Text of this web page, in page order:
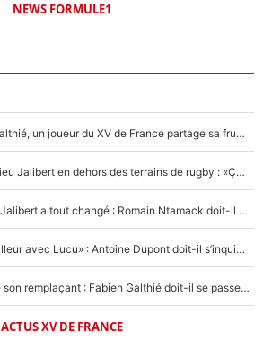
NEWS FORMULE1
Mis de côté par Fabien Galthié, un joueur du XV de France partage sa frustration : «ils ne me l’ont pas dit tout de suite»
La raison d'être de Matthieu Jalibert en dehors des terrains de rugby : «Ça m'atteint autant que si tu touches à un membre de ma famille»
XV de France - Matthieu Jalibert a tout changé : Romain Ntamack doit-il s’inquiéter pour sa place à un an de la Coupe du monde ?
«Le XV de France est meilleur avec Lucu» : Antoine Dupont doit-il s’inquiéter pour sa place ?
Le XV de France a trouvé son remplaçant : Fabien Galthié doit-il se passer d'Antoine Dupont ?
ACTUS XV DE FRANCE